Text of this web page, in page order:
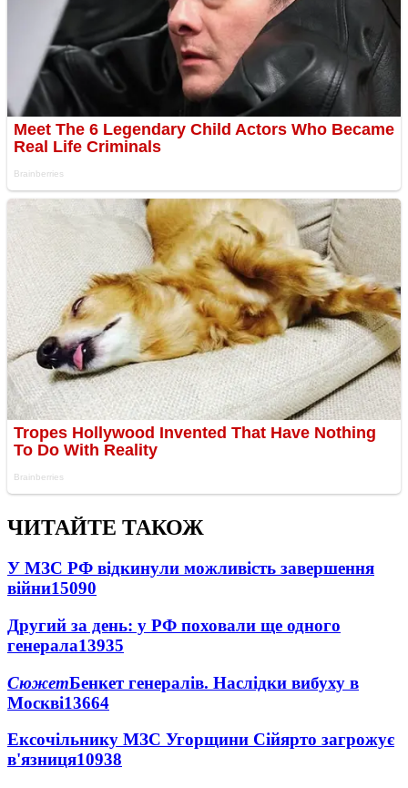
ЧИТАЙТЕ ТАКОЖ
У МЗС РФ відкинули можливість завершення
війни15090
Другий за день: у РФ поховали ще одного
генерала13935
СюжетБенкет генералів. Наслідки вибуху в
Москві13664
Ексочільнику МЗС Угорщини Сійярто загрожує
в'язниця10938